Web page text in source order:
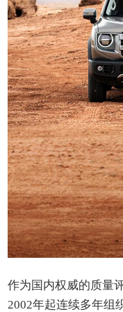
作为国内权威的质量
2002年起连续多年组